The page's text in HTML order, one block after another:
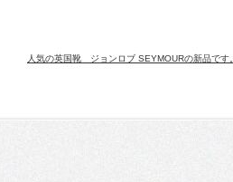
人気の英国靴 ジョンロブ SEYMOURの新品です。